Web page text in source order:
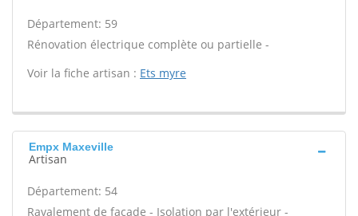
Département: 59
Rénovation électrique complète ou partielle -
Voir la fiche artisan : Ets myre
Empx Maxeville
Artisan
Département: 54
Ravalement de façade - Isolation par l'extérieur -